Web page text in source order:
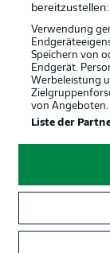
©
bereitzustellen:
Verwendung
Speichern von
Endgerät.
Werbeleistung
von Angeboten.
Liste der